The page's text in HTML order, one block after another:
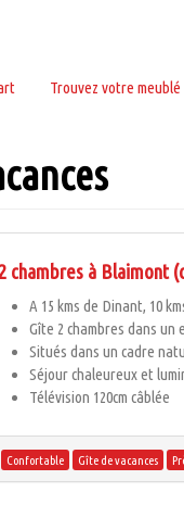
Trouvez votre meublé
chambres à Blaimont
A 15 kms de Dinant, 10
Gîte 2 chambres dans un
Situés dans un cadre
Séjour chaleureux et
Télévision 120cm câblée
Confortable Gîte de vacances